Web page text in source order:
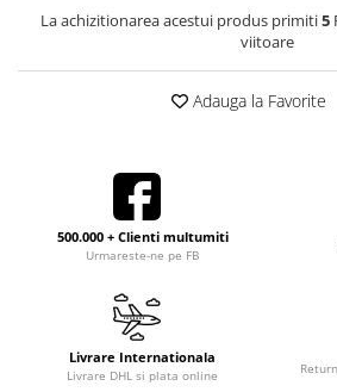
La achizitionarea acestui produs primiti5
viitoare
Adauga la Favorite
500.000 + Clienti multumiti
Urmareste-ne pe FB
Livrare Internationala
Livrare DHL si plata online